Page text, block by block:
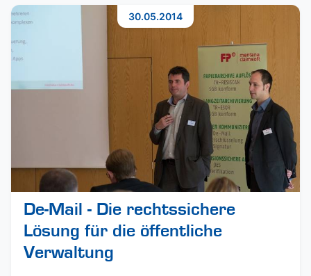
De-Mail - Die rechtssichere
Lösung für die öffentliche
Verwaltung
30.05.2014